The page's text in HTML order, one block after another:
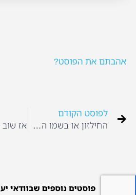
אהבתם את הפוסט?
לפוסט הקודם
החילזון או בשמו השני- השבלול
פוסטים נוספים שבוודאי